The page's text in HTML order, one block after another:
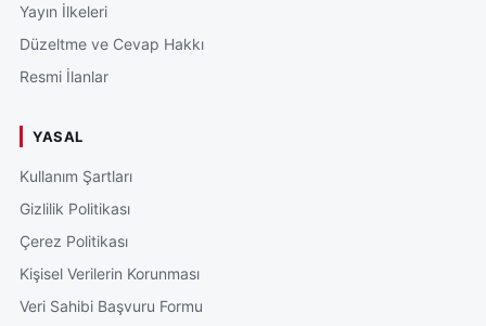
Yayın İlkeleri
Düzeltme ve Cevap Hakkı
Resmi İlanlar
YASAL
Kullanım Şartları
Gizlilik Politikası
Çerez Politikası
Kişisel Verilerin Korunması
Veri Sahibi Başvuru Formu